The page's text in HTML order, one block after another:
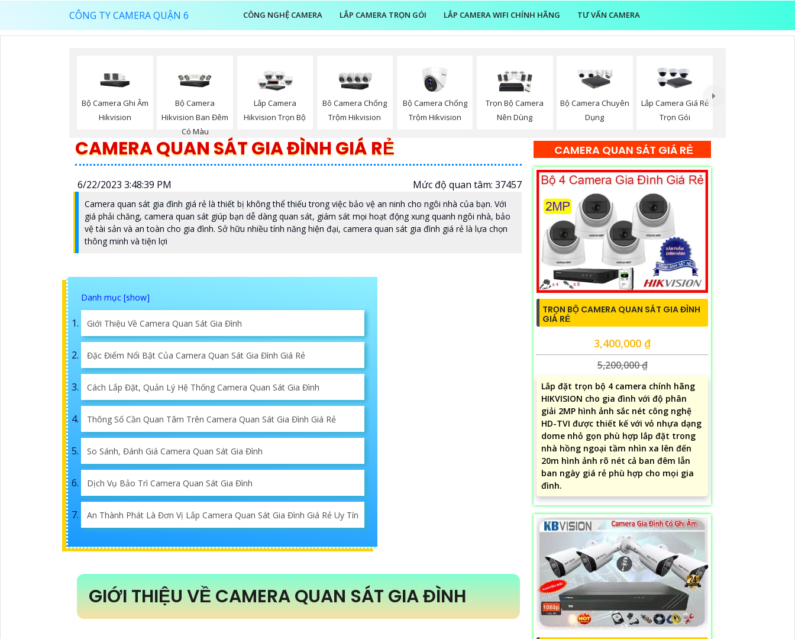
CÔNG TY CAMERA QUẬN 6 CÔNG NGHỆ CAMERA LẮP CAMERA TRỌN GÓI LẮP CAMERA WIFI CHÍNH HÃNG TƯ VẤN CAMERA
Bộ Camera Ghi Âm
Hikvision
Bộ Camera
Hikvision Ban Đêm
Có Màu
Lắp Camera
Hikvision Trọn Bộ
Bô Camera Chống
Trộm Hikvision
Bộ Camera Chống
Trộm Hikvision
Trọn Bộ Camera
Nên Dùng
Bộ Camera Chuyên
Dụng
Lắp Camera Giá Rẻ
Trọn Gói
CAMERA QUAN SÁT GIA ĐÌNH GIÁ RẺ
6/22/2023 3:48:39 PM Mức độ quan tâm: 37457
Camera quan sát gia đình giá rẻ là thiết bị không thể thiếu trong việc bảo vệ an ninh cho ngôi nhà của bạn. Với
giá phải chăng, camera quan sát giúp bạn dễ dàng quan sát, giám sát mọi hoạt động xung quanh ngôi nhà, bảo
vệ tài sản và an toàn cho gia đình. Sở hữu nhiều tính năng hiện đại, camera quan sát gia đình giá rẻ là lựa chọn
thông minh và tiện lợi
Giới Thiệu Về Camera Quan Sát Gia Đình
Đặc Điểm Nổi Bật Của Camera Quan Sát Gia Đình Giá Rẻ
Cách Lắp Đặt, Quản Lý Hệ Thống Camera Quan Sát Gia Đình
Thông Số Cần Quan Tâm Trên Camera Quan Sát Gia Đình Giá Rẻ
So Sánh, Đánh Giá Camera Quan Sát Gia Đình
Dịch Vụ Bảo Trì Camera Quan Sát Gia Đình
An Thành Phát Là Đơn Vị Lắp Camera Quan Sát Gia Đình Giá Rẻ Uy Tín
GIỚI THIỆU VỀ CAMERA QUAN SÁT GIA ĐÌNH
CAMERA QUAN SÁT GIÁ RẺ
TRỌN BỘ CAMERA QUAN SÁT GIA ĐÌNH
GIÁ RẺ
3,400,000 ₫
5,200,000 ₫
Lắp đặt trọn bộ 4 camera chính hãng
HIKVISION cho gia đình với độ phân
giải 2MP hình ảnh sắc nét công nghệ
HD-TVI được thiết kế với vỏ nhựa dạng
dome nhỏ gọn phù hợp lắp đặt trong
nhà hồng ngoại tầm nhìn xa lên đến
20m hình ảnh rõ nét cả ban đêm lẫn
ban ngày giá rẻ phù hợp cho mọi gia
đình.